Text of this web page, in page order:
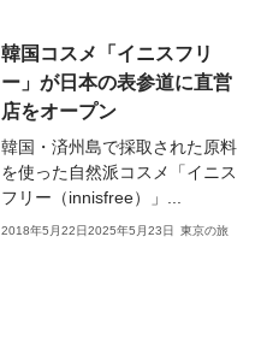
韓国コスメ「イニスフリ
ー」が日本の表参道に直営
店をオープン
韓国・済州島で採取された原料
を使った自然派コスメ「イニス
フリー（innisfree）」...
2018年5月22日2025年5月23日 東京の旅